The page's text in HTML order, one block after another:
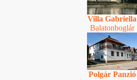
Villa Gabriella
Balatonboglár
Polgár Panzió